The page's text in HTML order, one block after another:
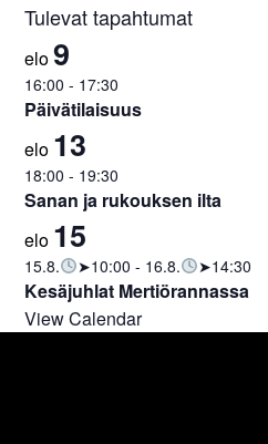
Tulevat tapahtumat
elo9
16:00 - 17:30
Päivätilaisuus
elo 13
18:00 - 19:30
Sanan ja rukouksen ilta
elo 15
15.8. ➤10:00 - 16.8. ➤14:30
Kesäjuhlat Mertiörannassa
View Calendar